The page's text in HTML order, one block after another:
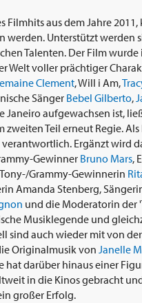
Filmhits aus dem Jahre
werden. Unterstützt werden
Talenten. Der Film
Welt voller prächtiger
Clement, Will i Am,
Sänger Bebel Gilberto,
Janeiro aufgewachsen ist,
Teil erneut Regie.
Ergänzt wird
Gewinner Bruno Mars,
Grammy-Gewinnerin
Amanda Stenberg,
und die Moderatorin der
Musiklegende und
sind auch wieder mit von
Originalmusik von Janelle
hat darüber hinaus einer
in die Kinos gebracht
großer Erfolg.